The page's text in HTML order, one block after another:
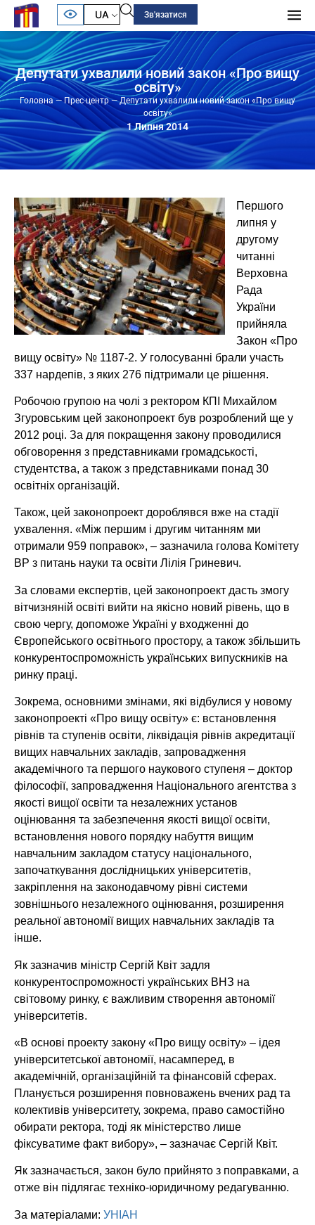
UA Зв'язатися
Депутати ухвалили новий закон «Про вищу
освіту»
Головна—Прес-центр—Депутати ухвалили новий закон «Про вищу
освіту»
1 Липня 2014
Першого
липня у
другому
читанні
Верховна
Рада
України
прийняла
Закон «Про
вищу освіту» № 1187-2. У голосуванні брали участь
337 нардепів, з яких 276 підтримали це рішення.
Робочою групою на чолі з ректором КПІ Михайлом
Згуровським цей законопроект був розроблений ще у
2012 році. За для покращення закону проводилися
обговорення з представниками громадськості,
студентства, а також з представниками понад 30
освітніх організацій.
Також, цей законопроект дороблявся вже на стадії
ухвалення. «Між першим і другим читанням ми
отримали 959 поправок», – зазначила голова Комітету
ВР з питань науки та освіти Лілія Гриневич.
За словами експертів, цей законопроект дасть змогу
вітчизняній освіті вийти на якісно новий рівень, що в
свою чергу, допоможе Україні у входженні до
Європейського освітнього простору, а також збільшить
конкурентоспроможність українських випускників на
ринку праці.
Зокрема, основними змінами, які відбулися у новому
законопроекті «Про вищу освіту» є: встановлення
рівнів та ступенів освіти, ліквідація рівнів акредитації
вищих навчальних закладів, запровадження
академічного та першого наукового ступеня – доктор
філософії, запровадження Національного агентства з
якості вищої освіти та незалежних установ
оцінювання та забезпечення якості вищої освіти,
встановлення нового порядку набуття вищим
навчальним закладом статусу національного,
започаткування дослідницьких університетів,
закріплення на законодавчому рівні системи
зовнішнього незалежного оцінювання, розширення
реальної автономії вищих навчальних закладів та
інше.
Як зазначив міністр Сергій Квіт задля
конкурентоспроможності українських ВНЗ на
світовому ринку, є важливим створення автономії
університетів.
«В основі проекту закону «Про вищу освіту» – ідея
університетської автономії, насамперед, в
академічній, організаційній та фінансовій сферах.
Планується розширення повноважень вчених рад та
колективів університету, зокрема, право самостійно
обирати ректора, тоді як міністерство лише
фіксуватиме факт вибору», – зазначає Сергій Квіт.
Як зазначається, закон було прийнято з поправками, а
отже він підлягає техніко-юридичному редагуванню.
За матеріалами: УНІАН